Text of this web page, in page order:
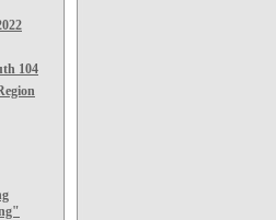
104